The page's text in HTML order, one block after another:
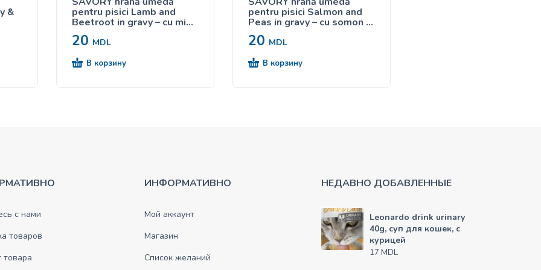
& pentru pisici Lamb and
Beetroot in gravy – cu miel
și sfeclă în sos 85g
20 MDL
В корзину
pentru pisici Salmon and
Peas in gravy – cu somon și
mazăre în sos 85g
20 MDL
В корзину
с нами
товаров
товара
ИНФОРМАТИВНО
Мой аккаунт
Магазин
Список желаний
НЕДАВНО ДОБАВЛЕННЫЕ
Leonardo drink urinary
40g, суп для кошек, с
курицей
17 MDL